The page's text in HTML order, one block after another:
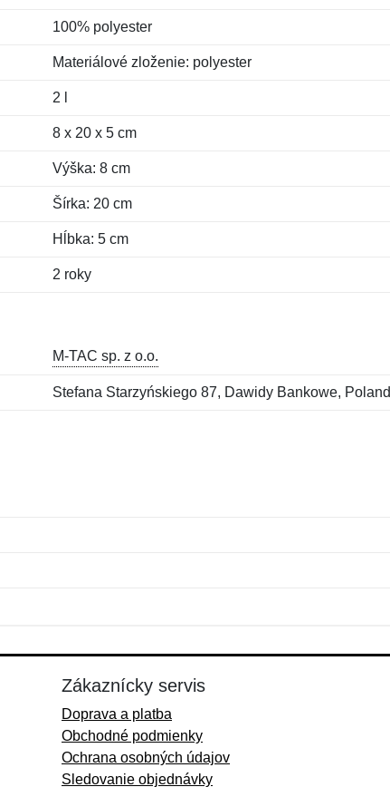
100% polyester
Materiálové zloženie: polyester
2 l
8 x 20 x 5 cm
Výška: 8 cm
Šírka: 20 cm
Hĺbka: 5 cm
2 roky
M-TAC sp. z o.o.
Stefana Starzyńskiego 87, Dawidy Bankowe, Poland
Zákaznícky servis
Doprava a platba
Obchodné podmienky
Ochrana osobných údajov
Sledovanie objednávky